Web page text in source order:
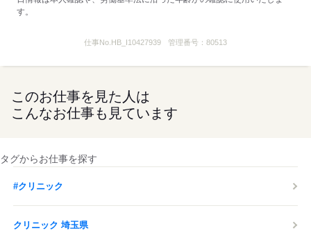
す。
仕事No. HB_I10427939 管理番号： 80513
このお仕事を見た人は
こんなお仕事も見ています
タグからお仕事を探す
#クリニック
クリニック 埼玉県